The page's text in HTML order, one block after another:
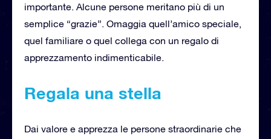
importante. Alcune persone meritano più di un
semplice “grazie”. Omaggia quell’amico speciale,
quel familiare o quel collega con un regalo di
apprezzamento indimenticabile.
Regala una stella
Dai valore e apprezza le persone straordinarie che